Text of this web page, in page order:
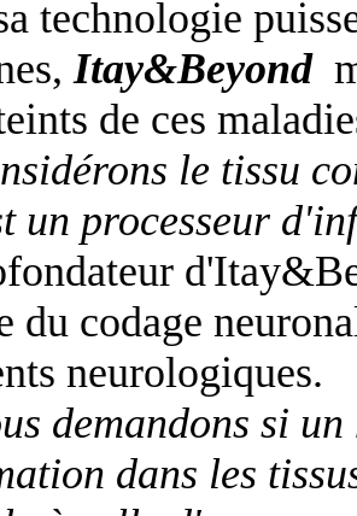
technologie
Itay&Beyond
de ces
le tissu
un processeur
du codage
neurologiques.
demandons si
dans les